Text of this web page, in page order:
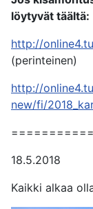
löytyvät täältä:
http://
(perinteinen)
http://
new/fi/
18.5.2018
Kaikki alkaa